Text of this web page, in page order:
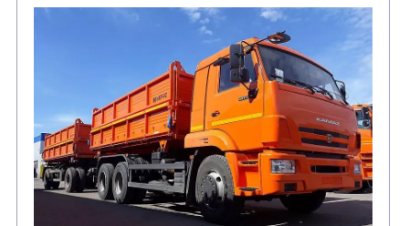
АВТОБУСЫ
Вахтовые автобусы(3)
АВТОЦИСТЕРНЫ
Автокраны(3)
Крано-
установки (КМУ)
КОММУНАЛЬНАЯ
ТЕХНИКА
Комбинированные
машины(18)